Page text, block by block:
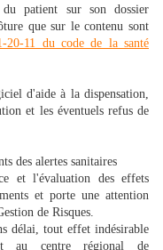
patient sur son dossier
que sur le contenu sont
20-11 du code de la santé
d'aide à la dispensation,
et les éventuels refus de
des alertes sanitaires
et l'évaluation des effets
et porte une attention
de Risques.
délai, tout effet indésirable
au centre régional de